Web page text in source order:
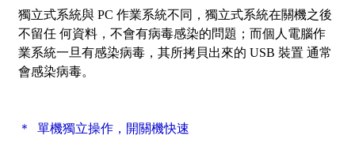
獨立式系統與 PC 作業系統不同，獨立式系統在關機之後
不留任 何資料，不會有病毒感染的問題；而個人電腦作
業系統一旦有感染病毒，其所拷貝出來的 USB 裝置 通常
會感染病毒。
＊ 單機獨立操作，開關機快速